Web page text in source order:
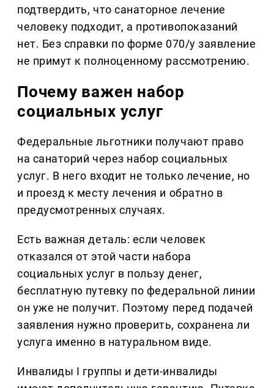
подтвердить, что санаторное лечение
человеку подходит, а противопоказаний
нет. Без справки по форме 070/у заявление
не примут к полноценному рассмотрению.
Почему важен набор
социальных услуг
Федеральные льготники получают право
на санаторий через набор социальных
услуг. В него входит не только лечение, но
и проезд к месту лечения и обратно в
предусмотренных случаях.
Есть важная деталь: если человек
отказался от этой части набора
социальных услуг в пользу денег,
бесплатную путевку по федеральной линии
он уже не получит. Поэтому перед подачей
заявления нужно проверить, сохранена ли
услуга именно в натуральном виде.
Инвалиды I группы и дети-инвалиды